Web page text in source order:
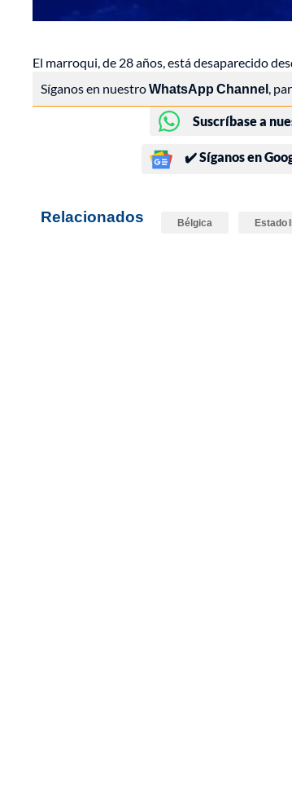
El marroqui, de 28 años, está desaparecido
Síganos en nuestroWhatsApp Channel,
Suscríbase a
✔️ Síganos en
Relacionados Bélgica Estado